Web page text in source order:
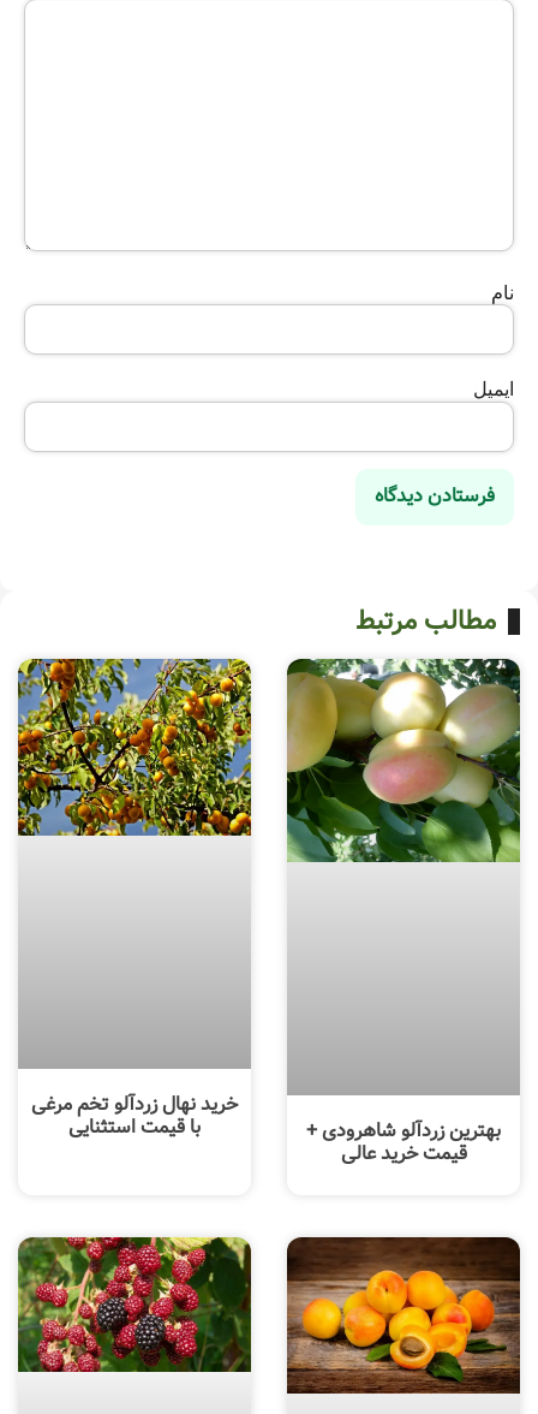
نام
ایمیل
مطالب مرتبط
بهترین زردآلو شاهرودی +
قیمت خرید عالی
خرید نهال زردآلو تخم مرغی
با قیمت استثنایی